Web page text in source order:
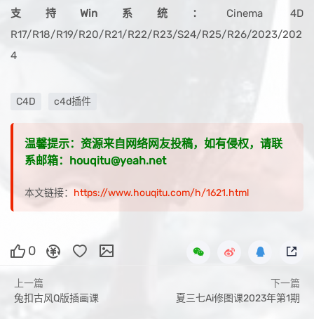
支持Win系统： Cinema 4D
R17/R18/R19/R20/R21/R22/R23/S24/R25/R26/2023/202
4
C4D c4d插件
温馨提示：资源来自网络网友投稿，如有侵权，请联
系邮箱：houqitu@yeah.net
本文链接： https://www.houqitu.com/h/1621.html
0
上一篇
兔扣古风Q版插画课
下一篇
夏三七Ai修图课2023年第1期